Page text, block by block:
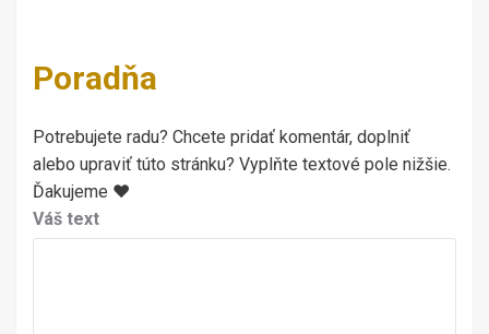
Poradňa
Potrebujete radu? Chcete pridať komentár, doplniť
alebo upraviť túto stránku? Vyplňte textové pole nižšie.
Ďakujeme ♥
Váš text